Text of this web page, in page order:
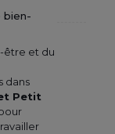
bien-
être et du
dans
Petit